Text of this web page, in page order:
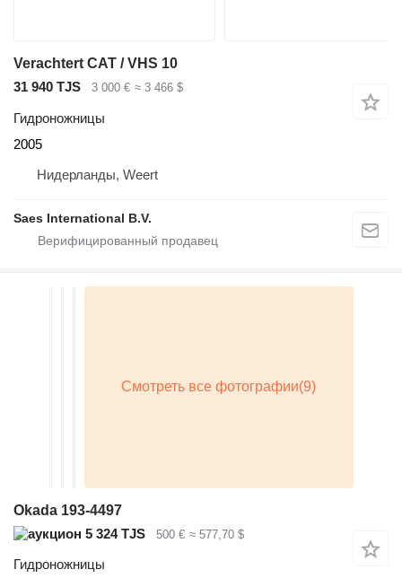
Verachtert CAT / VHS 10
31 940 TJS
3 000 € ≈ 3 466 $
Гидроножницы
2005
Нидерланды, Weert
Saes International B.V.
Okada 193-4497
5 324 TJS
500 € ≈ 577,70 $
Гидроножницы